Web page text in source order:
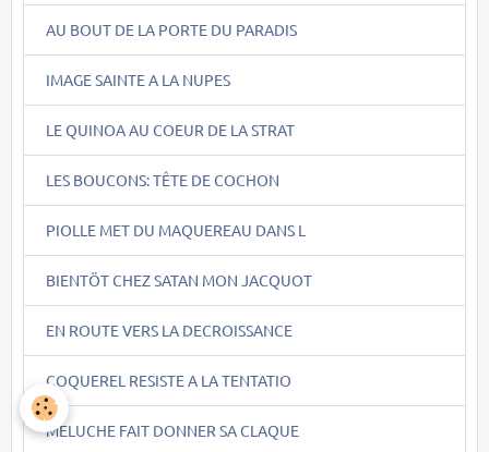
AU BOUT DE LA PORTE DU PARADIS
IMAGE SAINTE A LA NUPES
LE QUINOA AU COEUR DE LA STRAT
LES BOUCONS: TÊTE DE COCHON
PIOLLE MET DU MAQUEREAU DANS L
BIENTÖT CHEZ SATAN MON JACQUOT
EN ROUTE VERS LA DECROISSANCE
COQUEREL RESISTE A LA TENTATIO
MELUCHE FAIT DONNER SA CLAQUE